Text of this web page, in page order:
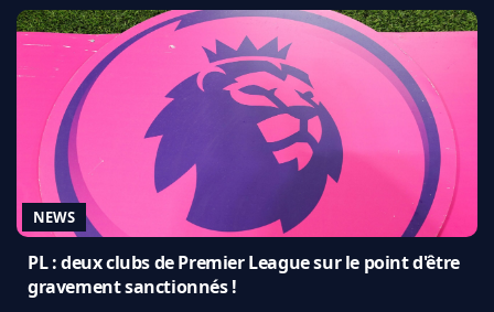
NEWS
PL : deux clubs de Premier League sur le point d'être
gravement sanctionnés !